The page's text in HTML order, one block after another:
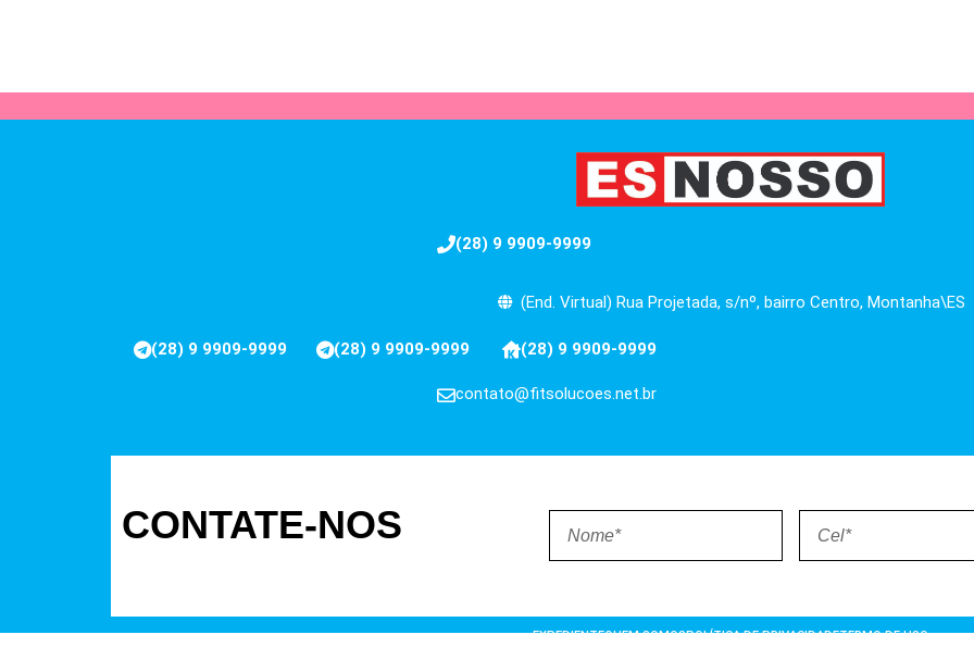
(28) 9 9909-9999
(End. Virtual) Rua Projetada, s/nº, bairro Centro, Montanha\ES
(28) 9 9909-9999 (28) 9 9909-9999 (28) 9 9909-9999
contato@fitsolucoes.net.br
CONTATE-NOS
EXPEDIENTEQUEM SOMOSPOLÍTICA DE PRIVACIDADETERMO DE USO